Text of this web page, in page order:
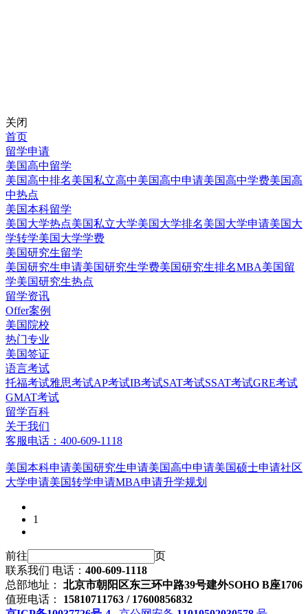
关闭
首页
留学申请
美国高中留学
美国高中排名美国私立高中美国高中申请美国高中学费美国高
中热点
美国本科留学
美国大学热点美国私立大学美国大学排名美国大学申请美国大
学转学美国大学学费
美国研究生留学
美国研究生申请美国研究生学费美国研究生排名MBA美国留
学美国研究生热点
留学资讯
Offer案例
美国院校
热门专业
美国签证
语言考试
托福考试雅思考试AP考试IB考试SAT考试SSAT考试GRE考试
GMAT考试
留学百科
关于我们
客服电话：400-609-1118
美国本科申请美国研究生申请美国高中申请美国硕士申请社区
大学申请美国转学申请MBA申请升学规划
1
前往
页
联系我们 电话： 400-609-1118
总部地址： 北京市朝阳区东三环中路39号建外SOHO B座1706
值班电话： 15810711763 / 17600856832